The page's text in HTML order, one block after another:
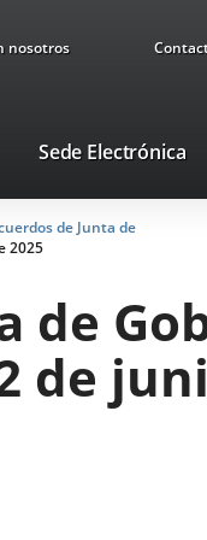
nosotros
Sede Electrónica
de Junta de
2025
de
de